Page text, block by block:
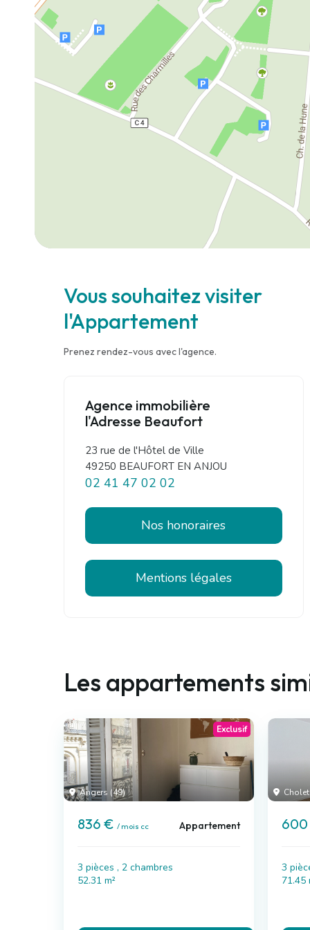
Vous souhaitez visiter
l'Appartement
Prenez rendez-vous avec l'agence.
Agence immobilière
l'Adresse Beaufort
23 rue de l'Hôtel de Ville
49250 BEAUFORT EN ANJOU
02 41 47 02 02
Nos honoraires
Mentions légales
Les appartements
Angers (49)
Exclusif
836 € / mois cc Appartement
3 pièces , 2 chambres
52.31 m²
3
71.45